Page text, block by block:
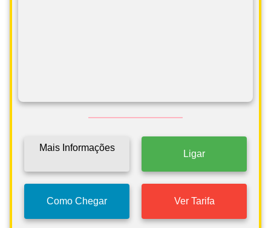
Mais Informações
Ligar
Como Chegar Ver Tarifa